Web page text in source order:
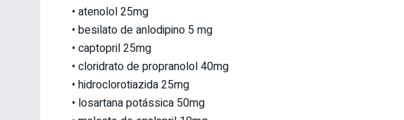
• atenolol 25mg
• besilato de anlodipino 5 mg
• captopril 25mg
• cloridrato de propranolol 40mg
• hidroclorotiazida 25mg
• losartana potássica 50mg